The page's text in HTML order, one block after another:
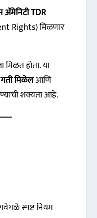
ॲमेनिटी TDR
Rights) मिळणार
होता. या
गती मिळेलआणि
शक्यता आहे.
स्पष्ट नियम